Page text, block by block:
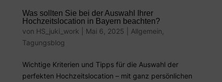
Was sollten Sie bei der Auswahl Ihrer
Hochzeitslocation in Bayern beachten?
von HS_juki_work Mai 6, 2025 Allgemein
Tagungsblog
Wichtige Kriterien und Tipps für die Auswahl der
perfekten Hochzeitslocation – mit ganz persönlichen